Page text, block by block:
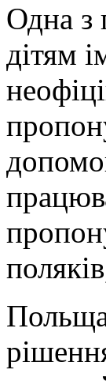
Одна з
дітям
Польща